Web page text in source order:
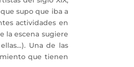
supo que iba a
actividades en
la escena sugiere
Una de las
que tienen